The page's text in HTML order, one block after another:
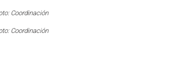
Coordinación
Coordinación